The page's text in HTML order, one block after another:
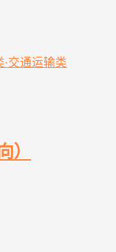
·交通运输类
）